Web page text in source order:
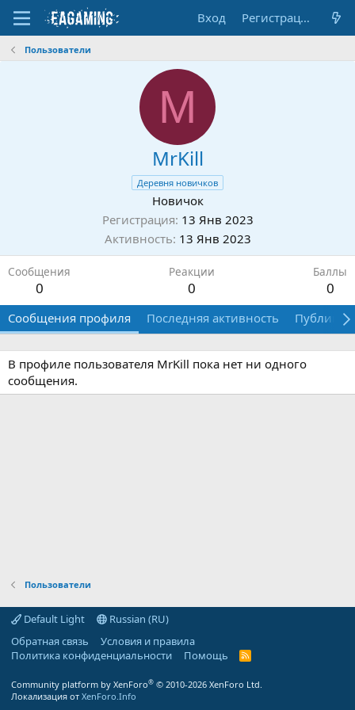
Вход Регистрация
Пользователи
M
MrKill
Деревня новичков
Новичок
Регистрация 13 Янв 2023
Активность 13 Янв 2023
Сообщения
0
Реакции
0
Баллы
0
Сообщения профиля Последняя активность
В профиле пользователя MrKill пока нет ни одного
сообщения.
Пользователи
Default Light
Russian (RU)
Обратная связь
Условия и правила
Политика конфиденциальности
Помощь
R
Community platform by XenForo® © 2010-2026 XenForo Ltd.
Локализация от XenForo.Info